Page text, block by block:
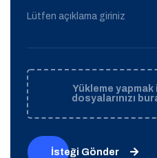
Lütfen açıklama giriniz
Yükleme yapmak
dosyalarınızı
İsteği Gönder